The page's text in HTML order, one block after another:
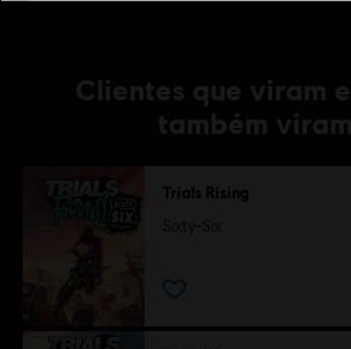
Clientes que viram
também
Trials Rising